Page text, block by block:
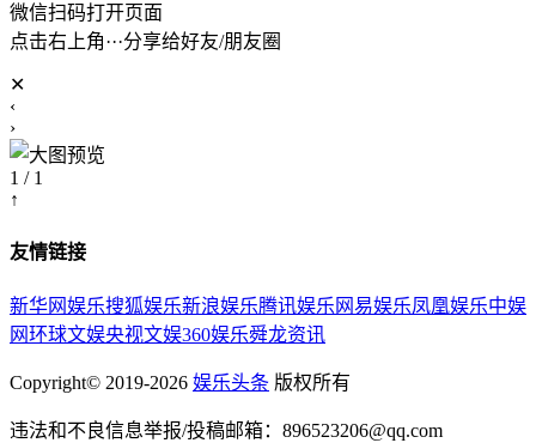
微信扫码打开页面
点击右上角···分享给好友/朋友圈
✕
‹
›
1 / 1
↑
友情链接
新华网娱乐搜狐娱乐新浪娱乐腾讯娱乐 网易娱乐凤凰娱乐中娱
网环球文娱央视文娱360娱乐舜龙资讯
Copyright© 2019-2026 娱乐头条 版权所有
违法和不良信息举报/投稿邮箱：896523206@qq.com